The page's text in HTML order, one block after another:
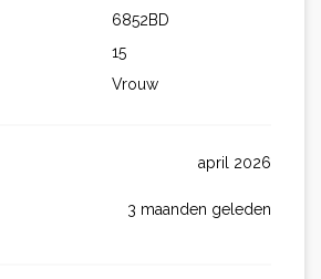
6852BD
15
Vrouw
april 2026
3 maanden geleden